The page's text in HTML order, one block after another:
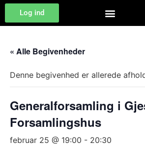
Log ind
« Alle Begivenheder
Denne begivenhed er allerede
Generalforsamling i
Forsamlingshus
februar 25 @ 19:00 - 20:30